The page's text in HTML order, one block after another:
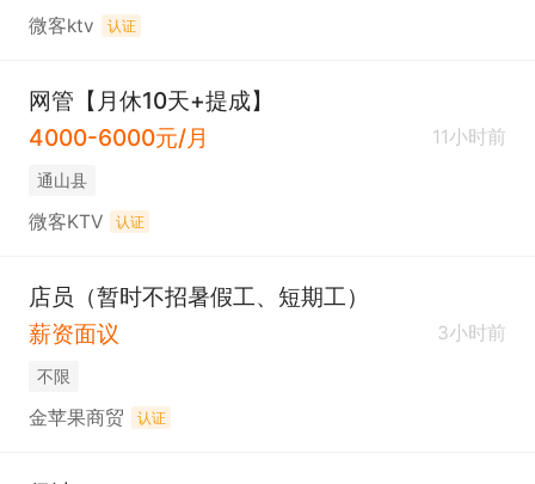
微客ktv 认证
网管【月休10天+提成】
4000-6000元/月
11小时前
通山县
微客KTV 认证
店员（暂时不招暑假工、短期工）
薪资面议
3小时前
不限
金苹果商贸 认证